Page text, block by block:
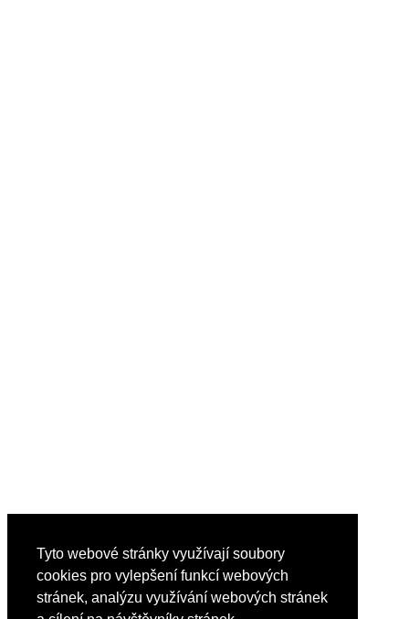
Tyto webové stránky využívají soubory
cookies pro vylepšení funkcí webových
stránek, analýzu využívání webových stránek